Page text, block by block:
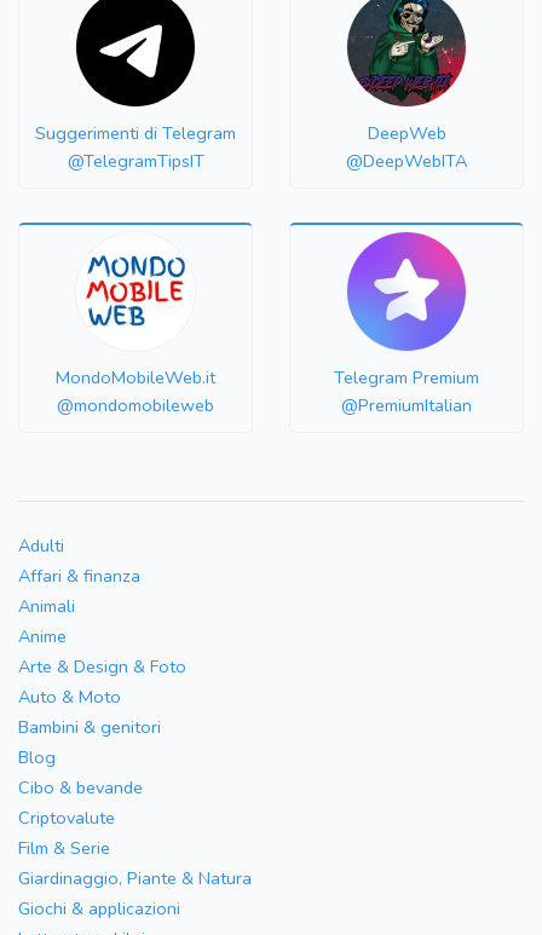
Suggerimenti di Telegram
@TelegramTipsIT
DeepWeb
@DeepWebITA
MondoMobileWeb.it
@mondomobileweb
Telegram Premium
@PremiumItalian
Adulti
Affari & finanza
Animali
Anime
Arte & Design & Foto
Auto & Moto
Bambini & genitori
Blog
Cibo & bevande
Criptovalute
Film & Serie
Giardinaggio, Piante & Natura
Giochi & applicazioni